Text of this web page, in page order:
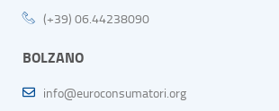
(+39) 06.44238090
BOLZANO
info@euroconsumatori.org